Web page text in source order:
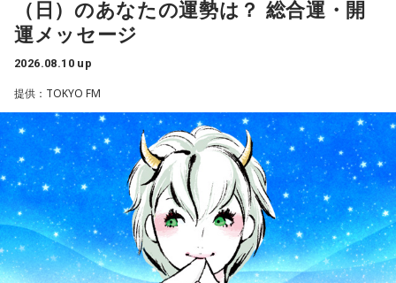
成した、というのもそうです。公明党の色が強くなっている
イメージがあります」
強会を開く。もちろん政策協議なんかはしているけど。それ
は党対党の会議です。もっと信頼関係をつくる努力が必要だ
ね、と」
長野「はい」
角谷「2つ目。旧公明党が中道になった、30年にわたって自
■監修者プロフィール：草彅健太（くさなぎ・けんた）
池袋占い館セレーネ所属。メンタルケアカウンセラー。鑑定
リの監修も手がける。また、イベントMCや声優としての活動
もしており、芸能関係者の依頼も多い。
Webサイト：https://selene-uranai.com/
YouTube： https://youtu.be/UHrZuZcHTj4
（日）のあなたの運勢は？ 総合運・開
運メッセージ
2026.08.10 up
提供：TOKYO FM